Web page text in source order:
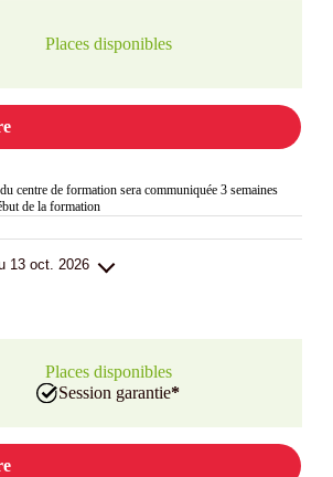
Places disponibles
centre de formation sera communiquée 3 semaines
de la formation
13 oct. 2026
Places disponibles
Session garantie*